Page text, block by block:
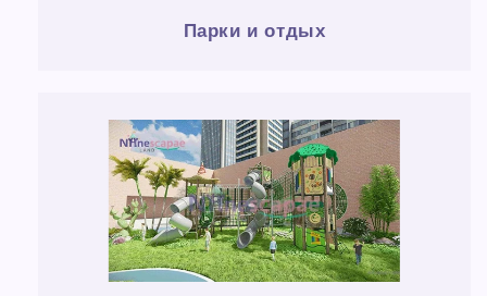
Парки и отдых